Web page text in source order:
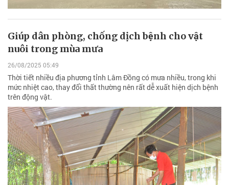
Giúp dân phòng, chống dịch bệnh cho vật
nuôi trong mùa mưa
26/08/2025 05:49
Thời tiết nhiều địa phương tỉnh Lâm Đồng có mưa nhiều, trong khi
mức nhiệt cao, thay đổi thất thường nên rất dễ xuất hiện dịch bệnh
trên động vật.